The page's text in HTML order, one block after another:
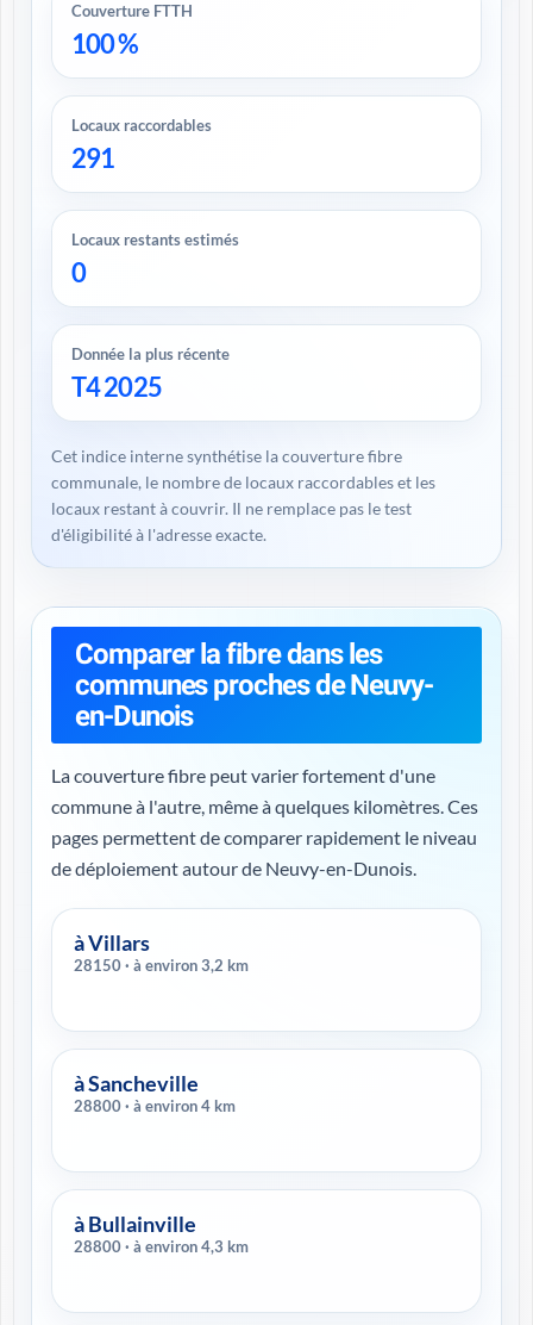
Couverture FTTH
100 %
Locaux raccordables
291
Locaux restants estimés
0
Donnée la plus récente
T4 2025
Cet indice interne synthétise la couverture fibre
communale, le nombre de locaux raccordables et les
locaux restant à couvrir. Il ne remplace pas le test
d'éligibilité à l'adresse exacte.
Comparer la fibre dans les
communes proches de Neuvy-
en-Dunois
La couverture fibre peut varier fortement d'une
commune à l'autre, même à quelques kilomètres. Ces
pages permettent de comparer rapidement le niveau
de déploiement autour de Neuvy-en-Dunois.
à Villars
28150 · à environ 3,2 km
à Sancheville
28800 · à environ 4 km
à Bullainville
28800 · à environ 4,3 km